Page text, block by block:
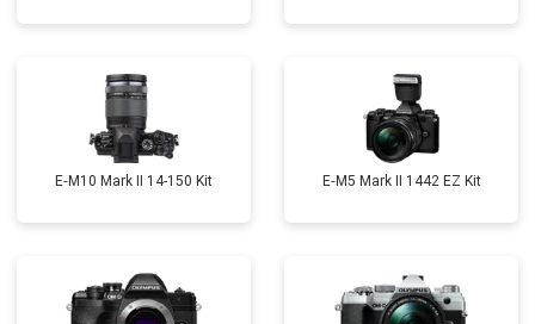
E‑M10 Mark II 14-150 Kit E‑M5 Mark II 1442 EZ Kit